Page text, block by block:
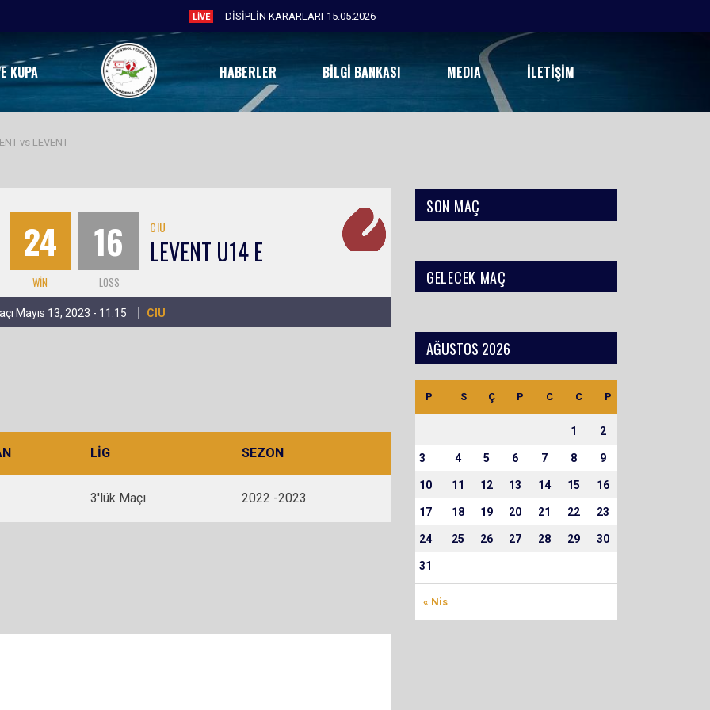
LIVE DİSİPLİN KARARLARI-15.05.2026
KUPA HABERLER BILGI BANKASI MEDIA İLETIŞIM
vs LEVENT
24
WIN
16
LOSS
CIU
LEVENT U14 E
Mayıs 13, 2023 - 11:15 CIU
LIG SEZON
3'lük Maçı 2022 -2023
SON MAÇ
GELECEK MAÇ
AĞUSTOS 2026
P S Ç P C C P
« Nis
1 2
3 4 5 6 7 8 9
10 11 12 13 14 15 16
17 18 19 20 21 22 23
24 25 26 27 28 29 30
31